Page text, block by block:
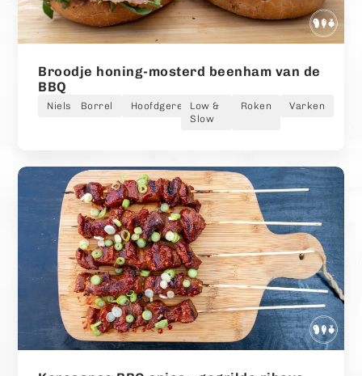
Broodje honing-mosterd beenham van de
BBQ
Niels Borrel HoofdgerechtLow &
Slow
Roken Varken